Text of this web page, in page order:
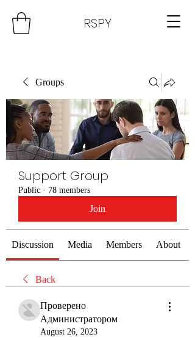
RSPY
Groups
Support Group
Public · 78 members
Join
Discussion Media Members About
Back
Проверено
Администратором
August 26, 2023